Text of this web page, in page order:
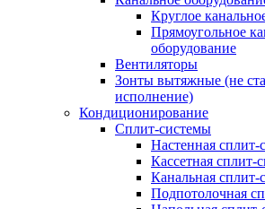
Круглое
Прямоугольное
оборудование
Вентиляторы
Зонты вытяжные (не
исполнение)
Кондиционирование
Сплит-системы
Настенная сплит-
Кассетная сплит-
Канальная сплит-
Подпотолочная